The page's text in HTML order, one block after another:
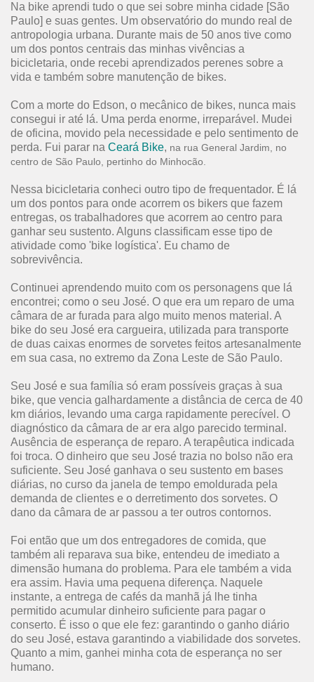
Na bike aprendi tudo o que sei sobre minha cidade [São
Paulo] e suas gentes. Um observatório do mundo real de
antropologia urbana. Durante mais de 50 anos tive como
um dos pontos centrais das minhas vivências a
bicicletaria, onde recebi aprendizados perenes sobre a
vida e também sobre manutenção de bikes.
Com a morte do Edson, o mecânico de bikes, nunca mais
consegui ir até lá. Uma perda enorme, irreparável. Mudei
de oficina, movido pela necessidade e pelo sentimento de
perda. Fui parar na Ceará Bike, na rua General Jardim, no
centro de São Paulo, pertinho do Minhocão.
Nessa bicicletaria conheci outro tipo de frequentador. É lá
um dos pontos para onde acorrem os bikers que fazem
entregas, os trabalhadores que acorrem ao centro para
ganhar seu sustento. Alguns classificam esse tipo de
atividade como 'bike logística'. Eu chamo de
sobrevivência.
Continuei aprendendo muito com os personagens que lá
encontrei; como o seu José. O que era um reparo de uma
câmara de ar furada para algo muito menos material. A
bike do seu José era cargueira, utilizada para transporte
de duas caixas enormes de sorvetes feitos artesanalmente
em sua casa, no extremo da Zona Leste de São Paulo.
Seu José e sua família só eram possíveis graças à sua
bike, que vencia galhardamente a distância de cerca de 40
km diários, levando uma carga rapidamente perecível. O
diagnóstico da câmara de ar era algo parecido terminal.
Ausência de esperança de reparo. A terapêutica indicada
foi troca. O dinheiro que seu José trazia no bolso não era
suficiente. Seu José ganhava o seu sustento em bases
diárias, no curso da janela de tempo emoldurada pela
demanda de clientes e o derretimento dos sorvetes. O
dano da câmara de ar passou a ter outros contornos.
Foi então que um dos entregadores de comida, que
também ali reparava sua bike, entendeu de imediato a
dimensão humana do problema. Para ele também a vida
era assim. Havia uma pequena diferença. Naquele
instante, a entrega de cafés da manhã já lhe tinha
permitido acumular dinheiro suficiente para pagar o
conserto. É isso o que ele fez: garantindo o ganho diário
do seu José, estava garantindo a viabilidade dos sorvetes.
Quanto a mim, ganhei minha cota de esperança no ser
humano.